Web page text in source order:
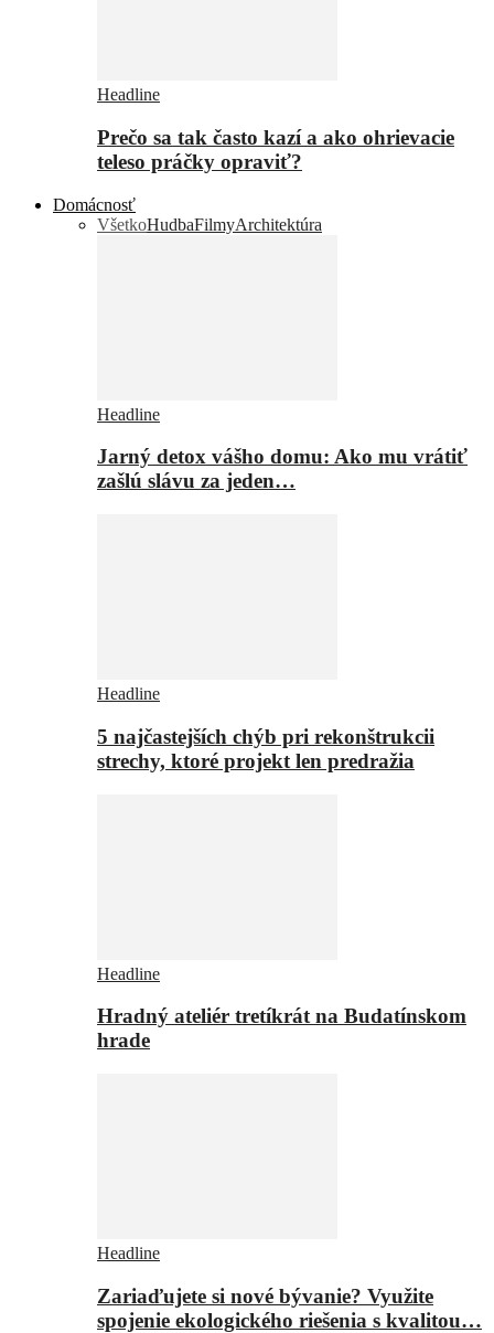
Headline
Prečo sa tak často kazí a ako ohrievacie
teleso práčky opraviť?
Domácnosť
VšetkoHudbaFilmyArchitektúra
Headline
Jarný detox vášho domu: Ako mu vrátiť
zašlú slávu za jeden…
Headline
5 najčastejších chýb pri rekonštrukcii
strechy, ktoré projekt len predražia
Headline
Hradný ateliér tretíkrát na Budatínskom
hrade
Headline
Zariaďujete si nové bývanie? Využite
spojenie ekologického riešenia s kvalitou…